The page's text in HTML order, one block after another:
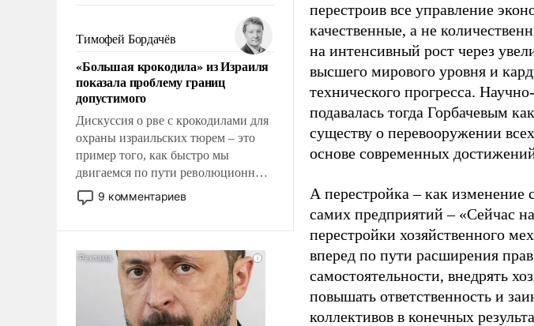
где Еревану за свои поступки не
нужно отвечать.
Тимофей Бордачёв
«Большая крокодила» из Израиля
показала проблему границ
допустимого
Дискуссия о рве с крокодилами для
охраны израильских тюрем – это
пример того, как быстро мы
двигаемся по пути революционных
изменений. То, что несколько лет
назад было образом для
9 комментариев
перестроив все управление
качественные, а не
на интенсивный рост через
высшего мирового уровня и
технического прогресса.
подавалась тогда Горбачевым
существу о перевооружении
основе современных
А перестройка – как
самих предприятий – «Сейчас
перестройки хозяйственного
вперед по пути расширения
самостоятельности, внедрять
повышать ответственность и
коллективов в конечных